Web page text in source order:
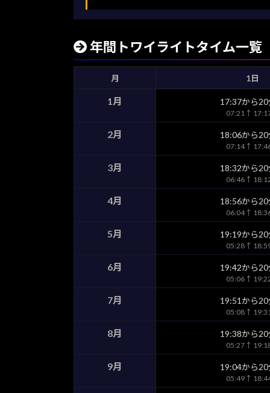
年間トワイライトタイム一覧
月 1日
1月 17:37から20
07:21↑
2月 18:06から20
07:14↑
3月 18:32から20
06:46↑
4月 18:56から20
06:04↑
5月 19:19から20
05:28↑
6月 19:42から20
05:06↑
7月 19:51から20
05:08↑
8月 19:38から20
05:27↑
9月 19:04から20
05:49↑